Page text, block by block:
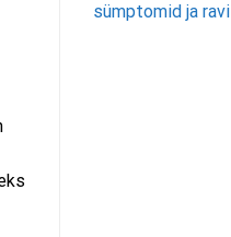
sümptomid ja ravi